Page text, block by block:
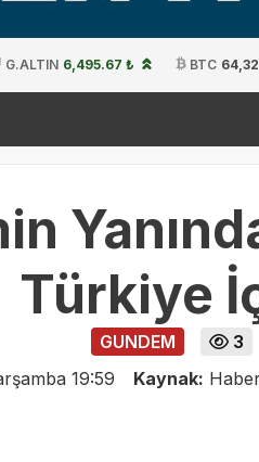
G.ALTIN 6,495.67 ₺ BTC
Türkiye
GUNDEM
3
19:59 Kaynak: